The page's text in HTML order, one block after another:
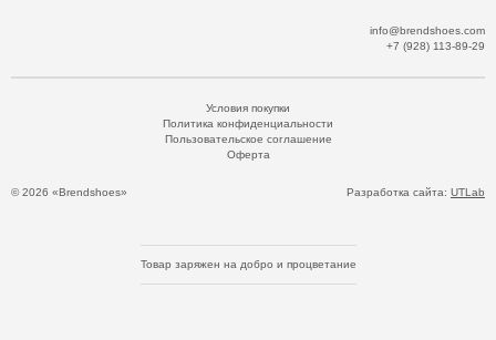
info@brendshoes.com
+7 (928) 113-89-29
© 2026 «Brendshoes»
Условия покупки
Политика конфиденциальности
Пользовательское соглашение
Оферта
Разработка сайта: UTLab
Товар заряжен на добро и процветание